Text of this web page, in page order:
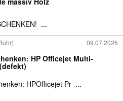
...
09.07.2026
HP Officejet Multi-
HPOfficejet Pr ...